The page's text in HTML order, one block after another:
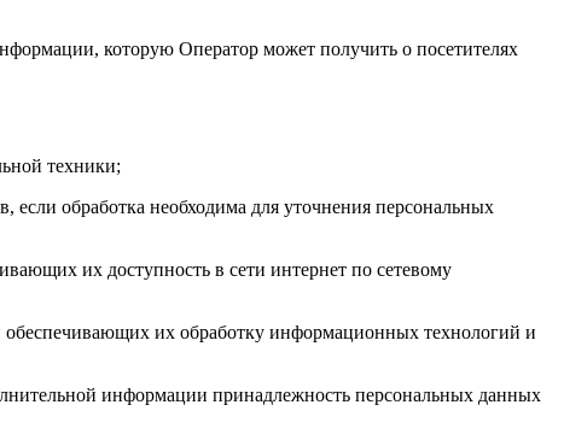
которую Оператор может получить о посетителях
техники;
обработка необходима для уточнения персональных
их доступность в сети интернет по сетевому
их обработку информационных технологий и
информации принадлежность персональных данных